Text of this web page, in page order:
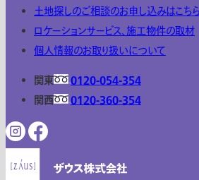
土地探しのご相談のお申し込みはこちら
ロケーションサービス、施工物件の取材
個人情報のお取り扱いについて
関東
0120-054-354
関西
0120-360-354